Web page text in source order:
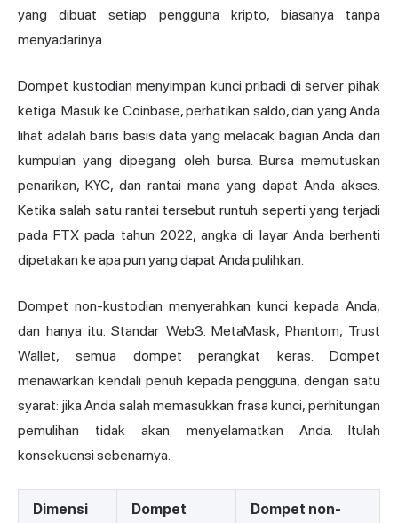
yang dibuat setiap pengguna kripto, biasanya tanpa
menyadarinya.
Dompet kustodian menyimpan kunci pribadi di server pihak
ketiga. Masuk ke Coinbase, perhatikan saldo, dan yang Anda
lihat adalah baris basis data yang melacak bagian Anda dari
kumpulan yang dipegang oleh bursa. Bursa memutuskan
penarikan, KYC, dan rantai mana yang dapat Anda akses.
Ketika salah satu rantai tersebut runtuh seperti yang terjadi
pada FTX pada tahun 2022, angka di layar Anda berhenti
dipetakan ke apa pun yang dapat Anda pulihkan.
Dompet non-kustodian menyerahkan kunci kepada Anda,
dan hanya itu. Standar Web3. MetaMask, Phantom, Trust
Wallet, semua dompet perangkat keras. Dompet
menawarkan kendali penuh kepada pengguna, dengan satu
syarat: jika Anda salah memasukkan frasa kunci, perhitungan
pemulihan tidak akan menyelamatkan Anda. Itulah
konsekuensi sebenarnya.
Dimensi
Dompet
Dompet non-